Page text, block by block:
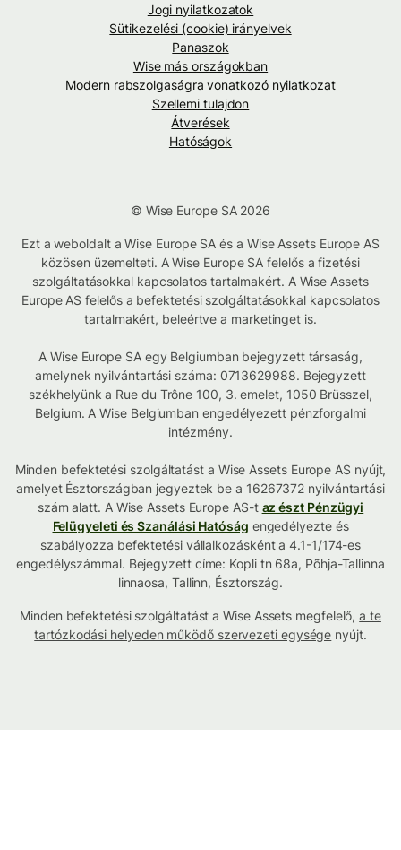
Jogi nyilatkozatok
Sütikezelési (cookie) irányelvek
Panaszok
Wise más országokban
Modern rabszolgaságra vonatkozó nyilatkozat
Szellemi tulajdon
Átverések
Hatóságok
© Wise Europe SA 2026
Ezt a weboldalt a Wise Europe SA és a Wise Assets Europe AS
közösen üzemelteti. A Wise Europe SA felelős a fizetési
szolgáltatásokkal kapcsolatos tartalmakért. A Wise Assets
Europe AS felelős a befektetési szolgáltatásokkal kapcsolatos
tartalmakért, beleértve a marketinget is.
A Wise Europe SA egy Belgiumban bejegyzett társaság,
amelynek nyilvántartási száma: 0713629988. Bejegyzett
székhelyünk a Rue du Trône 100, 3. emelet, 1050 Brüsszel,
Belgium. A Wise Belgiumban engedélyezett pénzforgalmi
intézmény.
Minden befektetési szolgáltatást a Wise Assets Europe AS nyújt,
amelyet Észtországban jegyeztek be a 16267372 nyilvántartási
szám alatt. A Wise Assets Europe AS-t az észt Pénzügyi
Felügyeleti és Szanálási Hatóság engedélyezte és
szabályozza befektetési vállalkozásként a 4.1-1/174-es
engedélyszámmal. Bejegyzett címe: Kopli tn 68a, Põhja-Tallinna
linnaosa, Tallinn, Észtország.
Minden befektetési szolgáltatást a Wise Assets megfelelő,a te
tartózkodási helyeden működő szervezeti egysége nyújt.